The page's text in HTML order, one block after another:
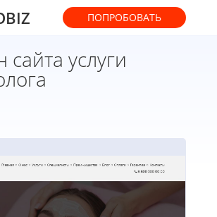
ПОПРОБОВАТЬ
услуги